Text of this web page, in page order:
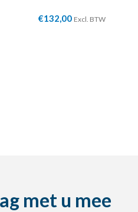
€132,00 Excl. BTW
met u mee